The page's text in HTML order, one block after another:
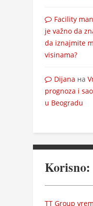
Facility
je važno da
da iznajmite
visinama?
Dijana на
prognoza i
u Beogradu
Korisno:
TT Group